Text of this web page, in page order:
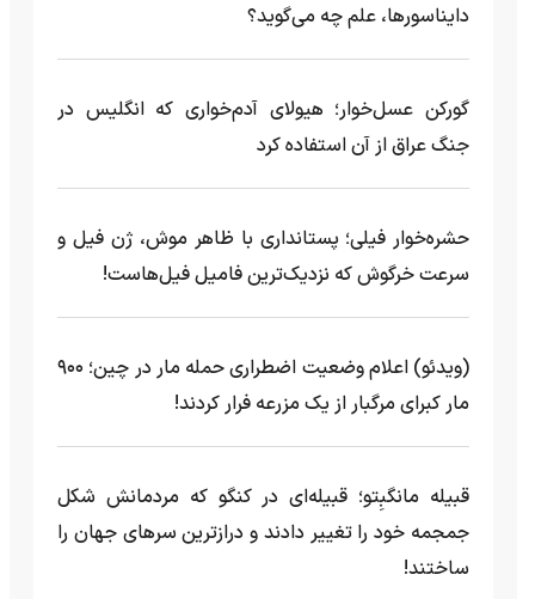
دایناسورها، علم چه می‌گوید؟
گورکن عسل‌خوار؛ هیولای آدم‌خواری که انگلیس در
جنگ عراق از آن استفاده کرد
حشره‌خوار فیلی؛ پستانداری با ظاهر موش، ژن فیل و
سرعت خرگوش که نزدیک‌ترین فامیل فیل‌هاست!
(ویدئو) اعلام وضعیت اضطراری حمله مار‌ در چین؛ ۹۰۰
مار کبرای مرگبار از یک مزرعه‌ فرار کردند!
قبیله مانگبِتو؛ قبیله‌ای در کنگو که مردمانش شکل
جمجمه خود را تغییر دادند و درازترین سرهای جهان را
ساختند!